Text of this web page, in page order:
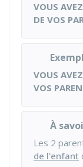
VOUS
DE VOS
VOUS
VOS
À
Les 2
de l'enfant